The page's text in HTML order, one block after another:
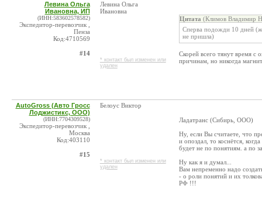
Левина Ольга
Ивановна, ИП
(ИНН:583602578582)
Экспедитор-перевозчик ,
Пенза
Код:4710569
#14
Левина Ольга
Ивановна
* контакт был изменен или
удален
Цитата (Климов Владимир
Сперва подожди 10 дней
не пришла)
Скорей всего тянут время с
причинам, но никогда
AutoGross (Авто Гросс
Лоджистикс, ООО)
(ИНН:7704309528)
Экспедитор-перевозчик ,
Москва
Код:403110
#15
Белоус Виктор
* контакт был изменен или
удален
Ладатранс (Сибирь, ООО)
Ну, если Вы считаете, что
и опоздал, то коснётся,
будет не по понятиям. а по
Ну как я и думал...
Вам непременно надо
- о роли понятий и их
РФ !!!